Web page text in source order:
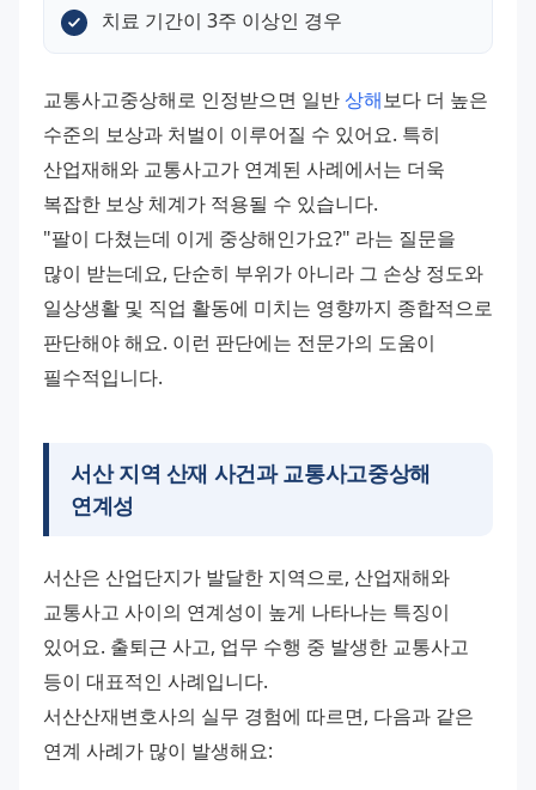
치료 기간이 3주 이상인 경우
교통사고중상해로 인정받으면 일반 상해보다 더 높은
수준의 보상과 처벌이 이루어질 수 있어요. 특히
산업재해와 교통사고가 연계된 사례에서는 더욱
복잡한 보상 체계가 적용될 수 있습니다.
"팔이 다쳤는데 이게 중상해인가요?" 라는 질문을
많이 받는데요, 단순히 부위가 아니라 그 손상 정도와
일상생활 및 직업 활동에 미치는 영향까지 종합적으로
판단해야 해요. 이런 판단에는 전문가의 도움이
필수적입니다.
서산 지역 산재 사건과 교통사고중상해
연계성
서산은 산업단지가 발달한 지역으로, 산업재해와
교통사고 사이의 연계성이 높게 나타나는 특징이
있어요. 출퇴근 사고, 업무 수행 중 발생한 교통사고
등이 대표적인 사례입니다.
서산산재변호사의 실무 경험에 따르면, 다음과 같은
연계 사례가 많이 발생해요: